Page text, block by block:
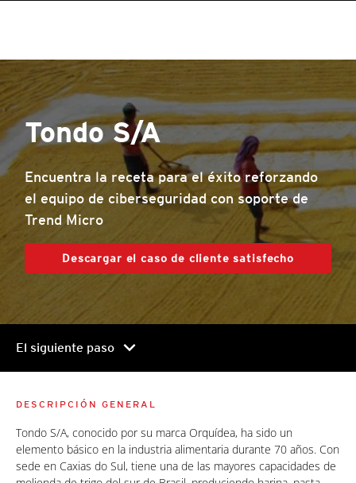
Tondo S/A
Encuentra la receta para el éxito reforzando
el equipo de ciberseguridad con soporte de
Trend Micro
Descargar el caso de cliente satisfecho
El siguiente paso chevron_right
DESCRIPCIÓN GENERAL
Tondo S/A, conocido por su marca Orquídea, ha sido un
elemento básico en la industria alimentaria durante 70 años. Con
sede en Caxias do Sul, tiene una de las mayores capacidades de
Products
Products
Products
Products
Products
Products
Products